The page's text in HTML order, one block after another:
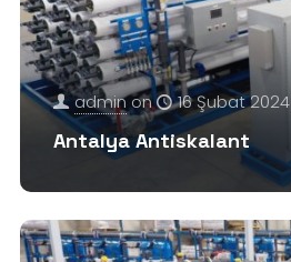
adminon 16 Şubat 2024
Antalya Antiskalant